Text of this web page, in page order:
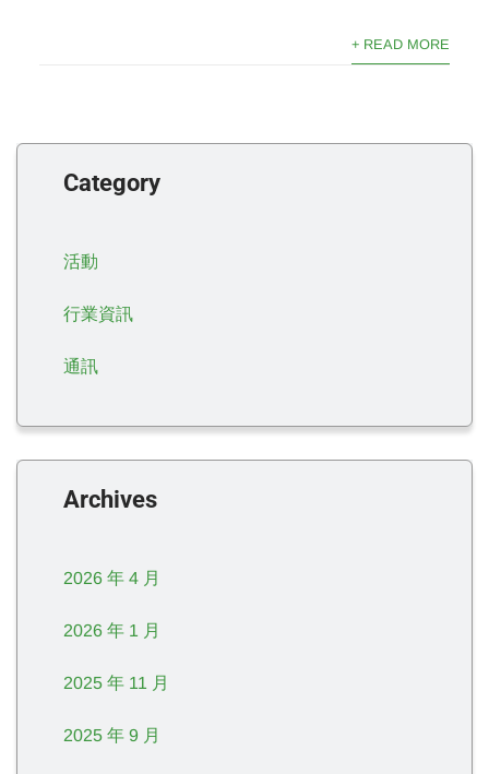
+ READ MORE
Category
活動
行業資訊
通訊
Archives
2026 年 4 月
2026 年 1 月
2025 年 11 月
2025 年 9 月